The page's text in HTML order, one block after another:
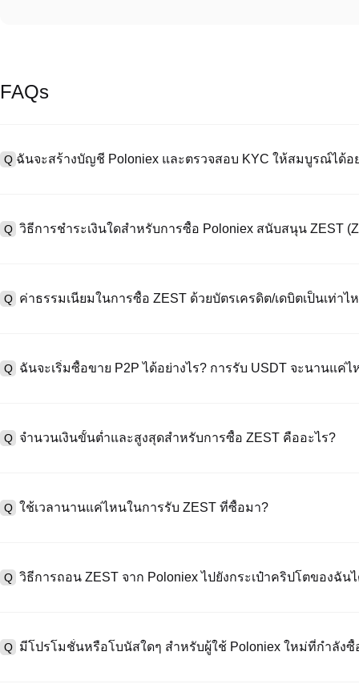
FAQs
Q ฉันจะสร้างบัญชี Poloniex และตรวจสอบ KYC ให้สมบูรณ์ได้อ
"ความปลอดภัย" อัปโหลดเอกสาร Id ที่ถูกต้องของคุณ และถ่ายเซลฟี่เ
Q วิธีการชำระเงินใดสำหรับการซื้อ Poloniex สนับสนุน ZEST
ซื้อขาย OTC สำหรับธุรกรรมขนาดใหญ่เกิน 100,000 USD พร้อมใบเสนอ
Q ค่าธรรมเนียมในการซื้อ ZEST ด้วยบัตรเครดิต/เดบิตเป็นเท่าไ
ธรรมเนียมการซื้อขายแบบสปอตมาตรฐาน (ต่ำถึง 0.05%) ใช้กับการซื้อขา
Q ฉันจะเริ่มซื้อขาย P2P ได้อย่างไร? การรับ USDT จะนานแค่ไ
กับวิธีการชำระเงินและเวลาตอบสนองของผู้ขาย
Q จำนวนเงินขั้นต่ำและสูงสุดสำหรับการซื้อ ZEST คืออะไร?
มัดจำขั้นต่ำ 100 ดอลลาร์ คุณสามารถตรวจสอบแต่ละหน้าสำหรับขีดจำกั
Q ใช้เวลานานแค่ไหนในการรับ ZEST ที่ซื้อมา?
คุณเสร็จสิ้น คุณสามารถแลกเปลี่ยนเป็น USDT แล้วแลกเปลี่ยนกับ
Q วิธีการถอน ZEST จาก Poloniex ไปยังกระเป๋าคริปโตของฉัน
Q มีโปรโมชั่นหรือโบนัสใดๆ สำหรับผู้ใช้ Poloniex ใหม่ที่กำลังซื้